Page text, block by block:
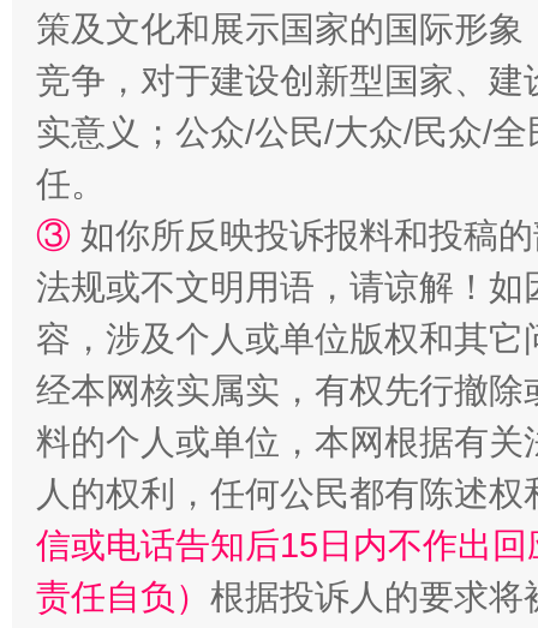
“蜀中异人”王建安的艺术幻境
策及文化和展示国家的国际形
竞争，对于建设创新型国家、
实意义；公众/公民/大众/民众/
任。
③ 如你所反映投诉报料和投稿
法规或不文明用语，请谅解！
容，涉及个人或单位版权和其它
经本网核实属实，有权先行撤
料的个人或单位，本网根据有
人的权利，任何公民都有陈述
信或电话告知后15日内不作出
责任自负） 根据投诉人的要求将